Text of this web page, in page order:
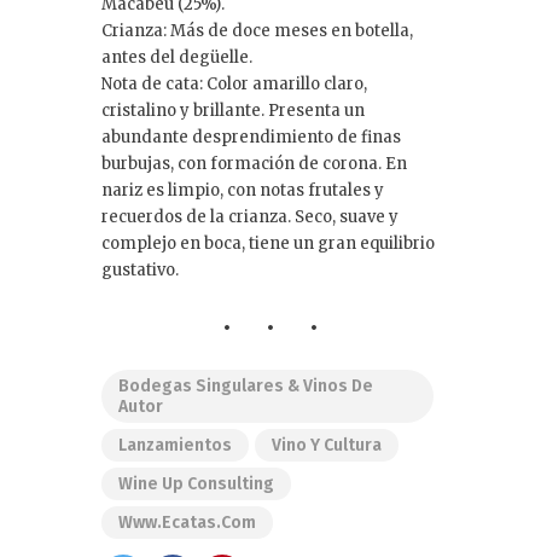
Crianza: Más de doce meses en botella,
antes del degüelle.
Nota de cata: Color amarillo claro,
cristalino y brillante. Presenta un
abundante desprendimiento de finas
burbujas, con formación de corona. En
nariz es limpio, con notas frutales y
recuerdos de la crianza. Seco, suave y
complejo en boca, tiene un gran equilibrio
gustativo.
Bodegas Singulares & Vinos De
Autor
Lanzamientos
Vino Y Cultura
Wine Up Consulting
Www.ecatas.com